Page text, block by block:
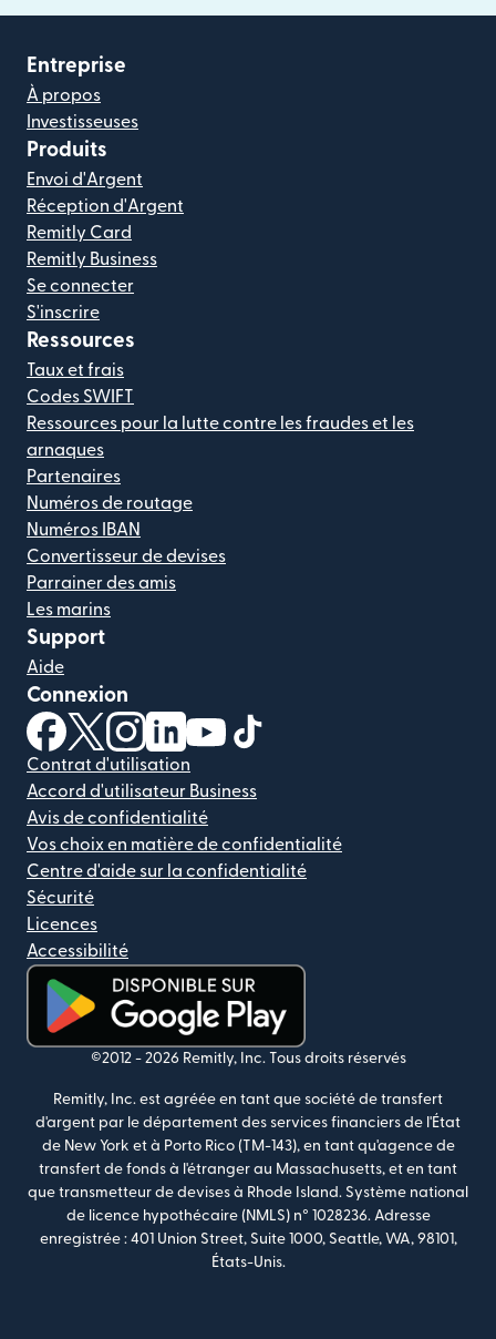
Entreprise
À propos
Investisseuses
Produits
Envoi d'Argent
Réception d'Argent
Remitly Card
Remitly Business
Se connecter
S'inscrire
Ressources
Taux et frais
Codes SWIFT
Ressources pour la lutte contre les fraudes et les
arnaques
Partenaires
Numéros de routage
Numéros IBAN
Convertisseur de devises
Parrainer des amis
Les marins
Support
Aide
Connexion
(s'ouvre dans une nouvelle fenêtre)
(s'ouvre dans une nouvelle fenêtre)
(s'ouvre dans une nouvelle fenêtre)
(s'ouvre dans une nouvelle fenêtre)
(s'ouvre dans une nouvelle
Contrat d'utilisation
Accord d'utilisateur Business
Avis de confidentialité
Vos choix en matière de confidentialité
Centre d'aide sur la confidentialité
Sécurité
Licences
Accessibilité
(s'ouvre dans une nouvelle fenêtre)
©2012 - 2026 Remitly, Inc. Tous droits réservés
Remitly, Inc. est agréée en tant que société de transfert
d'argent par le département des services financiers de l'État
de New York et à Porto Rico (TM-143), en tant qu'agence de
transfert de fonds à l'étranger au Massachusetts, et en tant
que transmetteur de devises à Rhode Island. Système national
de licence hypothécaire (NMLS) n° 1028236. Adresse
enregistrée : 401 Union Street, Suite 1000, Seattle, WA, 98101,
États-Unis.